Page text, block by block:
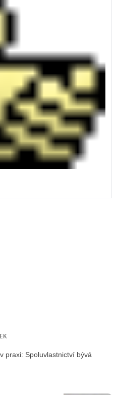
praxi: Spoluvlastnictví bývá